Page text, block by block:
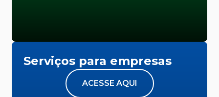
Serviços para empresas
ACESSE AQUI